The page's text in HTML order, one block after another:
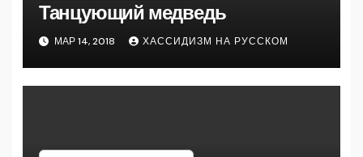
Танцующий медведь
МАР 14, 2018 ХАССИДИЗМ НА РУССКОМ